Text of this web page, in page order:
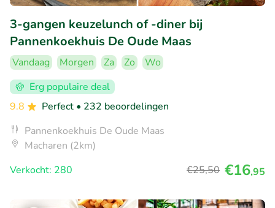
3-gangen keuzelunch of -diner bij
Pannenkoekhuis De Oude Maas
Vandaag Morgen Za Zo
Wo
Erg populaire deal
9.8
Perfect • 232 beoordelingen
Pannenkoekhuis De Oude Maas
Macharen (2km)
Verkocht: 280
€25,50 €16,95